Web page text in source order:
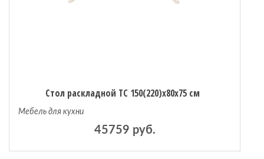
Стол раскладной TC 150(220)х80х75 см
Мебель для кухни
45759 руб.